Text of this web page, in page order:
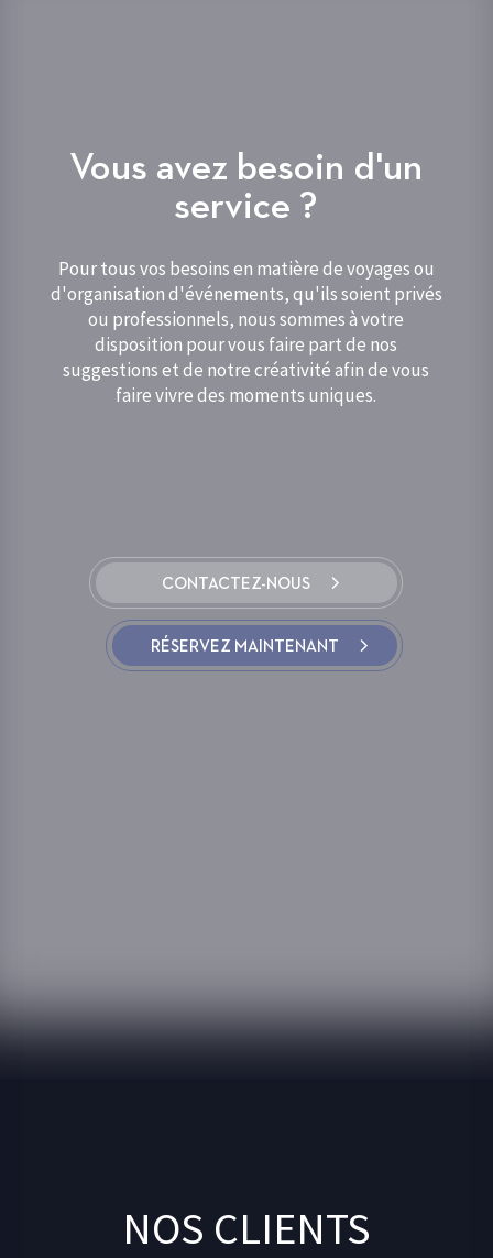
Vous avez besoin d'un
service ?
Pour tous vos besoins en matière de voyages ou
d'organisation d'événements, qu'ils soient privés
ou professionnels, nous sommes à votre
disposition pour vous faire part de nos
suggestions et de notre créativité afin de vous
faire vivre des moments uniques.
CONTACTEZ-NOUS
RÉSERVEZ MAINTENANT
NOS CLIENTS